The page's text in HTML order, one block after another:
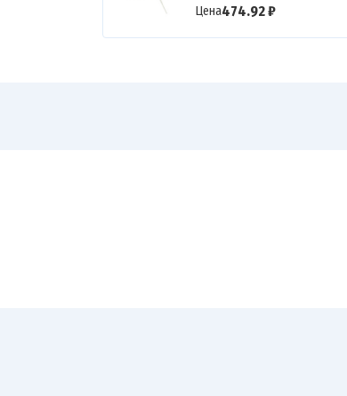
Цена474.92 ₽